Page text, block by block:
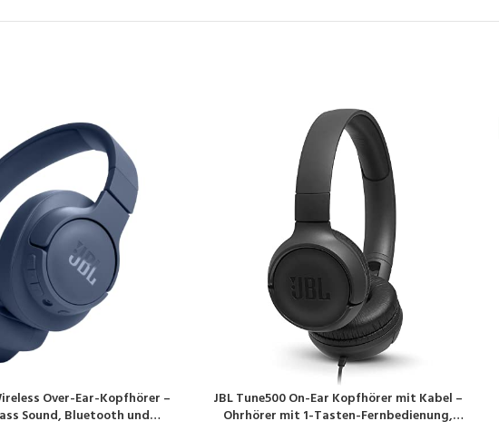
Over-Ear-Kopfhörer –
Sound, Bluetooth und
PRODUKT KAUFEN
JBL Tune500 On-Ear Kopfhörer mit Kabel –
Ohrhörer mit 1-Tasten-Fernbedienung,